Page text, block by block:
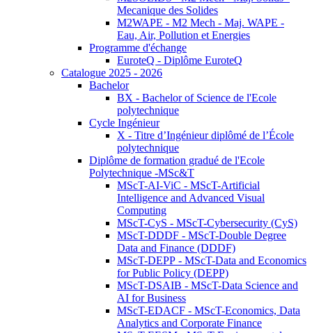
Mecanique des Solides
M2WAPE - M2 Mech - Maj. WAPE -
Eau, Air, Pollution et Energies
Programme d'échange
EuroteQ - Diplôme EuroteQ
Catalogue 2025 - 2026
Bachelor
BX - Bachelor of Science de l'Ecole
polytechnique
Cycle Ingénieur
X - Titre d’Ingénieur diplômé de l’École
polytechnique
Diplôme de formation gradué de l'Ecole
Polytechnique -MSc&T
MScT-AI-ViC - MScT-Artificial
Intelligence and Advanced Visual
Computing
MScT-CyS - MScT-Cybersecurity (CyS)
MScT-DDDF - MScT-Double Degree
Data and Finance (DDDF)
MScT-DEPP - MScT-Data and Economics
for Public Policy (DEPP)
MScT-DSAIB - MScT-Data Science and
AI for Business
MScT-EDACF - MScT-Economics, Data
Analytics and Corporate Finance